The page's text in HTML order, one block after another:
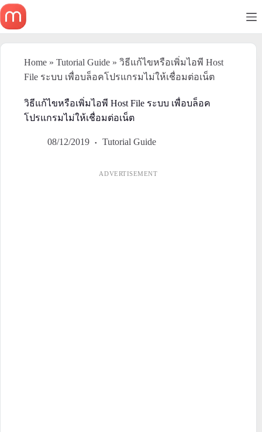
Skip
to
content
Home » Tutorial Guide » วิธีแก้ไขหรือเพิ่มไอพี Host
File ระบบ เพื่อบล็อคโปรแกรมไม่ให้เชื่อมต่อเน็ต
วิธีแก้ไขหรือเพิ่มไอพี Host File ระบบ เพื่อบล็อค
โปรแกรมไม่ให้เชื่อมต่อเน็ต
08/12/2019 Tutorial Guide
ADVERTISEMENT